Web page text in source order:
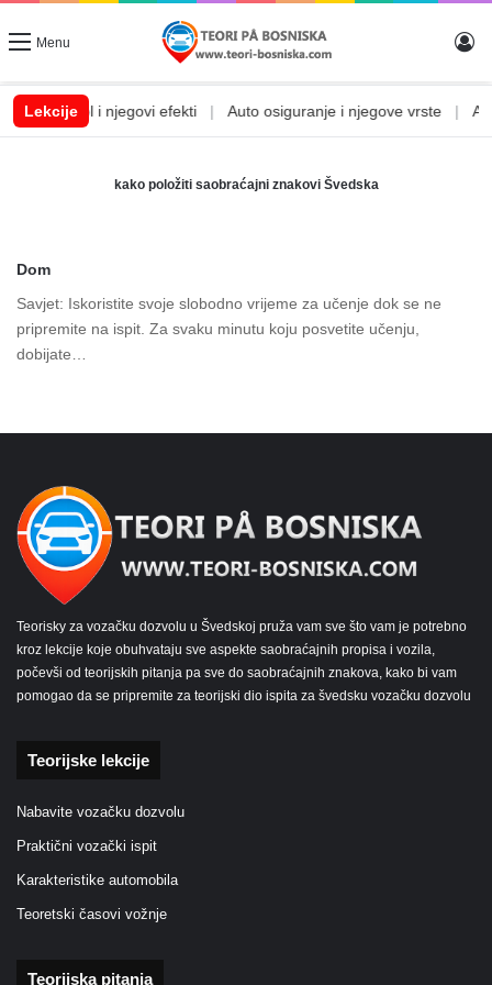
Menu
Lekcije
Alkohol i njegovi efekti Auto osiguranje i njegove vrste
kako položiti saobraćajni znakovi Švedska
Dom
Savjet: Iskoristite svoje slobodno vrijeme za učenje dok se ne
pripremite na ispit. Za svaku minutu koju posvetite učenju,
dobijate…
Teorisky za vozačku dozvolu u Švedskoj pruža vam sve što vam je potrebno
kroz lekcije koje obuhvataju sve aspekte saobraćajnih propisa i vozila,
počevši od teorijskih pitanja pa sve do saobraćajnih znakova, kako bi vam
pomogao da se pripremite za teorijski dio ispita za švedsku vozačku dozvolu
Teorijske lekcije
Nabavite vozačku dozvolu
Praktični vozački ispit
Karakteristike automobila
Teoretski časovi vožnje
Teorijska pitanja